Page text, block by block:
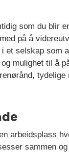
som du blir
på å
et selskap som
mulighet til å
arbeidsplass
sammen